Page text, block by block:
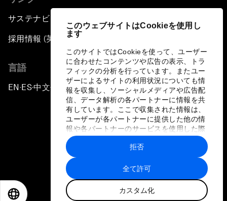
このウェブサイトはCookieを使用し
ます
このサイトではCookieを使って、ユーザー
に合わせたコンテンツや広告の表示、トラ
フィックの分析を行っています。またユー
ザーによるサイトの利用状況についても情
報を収集し、ソーシャルメディアや広告配
信、データ解析の各パートナーに情報を共
有しています。ここで収集された情報は、
ユーザーが各パートナーに提供した他の情
報や各パートナーのサービスを使用した際
に収集された情報と組み合わされ、各パー
トナーによって使用されることがありま
す。
全て許可
カスタム化
拒否
サステナビリティへの取り組み
採用情報 (英語のみ)
言語
EN ▪ ES▪中文▪ 日本語
プライバシーポリシーと利用規約
サイトマップ
©
世界経済フォーラム